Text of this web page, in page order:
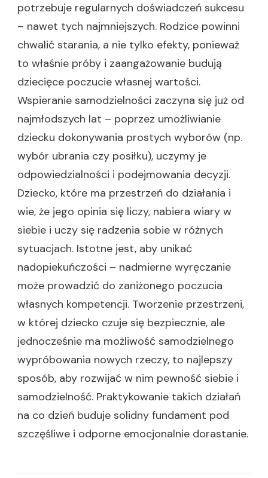
potrzebuje regularnych doświadczeń sukcesu
– nawet tych najmniejszych. Rodzice powinni
chwalić starania, a nie tylko efekty, ponieważ
to właśnie próby i zaangażowanie budują
dziecięce poczucie własnej wartości.
Wspieranie samodzielności zaczyna się już od
najmłodszych lat – poprzez umożliwianie
dziecku dokonywania prostych wyborów (np.
wybór ubrania czy posiłku), uczymy je
odpowiedzialności i podejmowania decyzji.
Dziecko, które ma przestrzeń do działania i
wie, że jego opinia się liczy, nabiera wiary w
siebie i uczy się radzenia sobie w różnych
sytuacjach. Istotne jest, aby unikać
nadopiekuńczości – nadmierne wyręczanie
może prowadzić do zaniżonego poczucia
własnych kompetencji. Tworzenie przestrzeni,
w której dziecko czuje się bezpiecznie, ale
jednocześnie ma możliwość samodzielnego
wypróbowania nowych rzeczy, to najlepszy
sposób, aby rozwijać w nim pewność siebie i
samodzielność. Praktykowanie takich działań
na co dzień buduje solidny fundament pod
szczęśliwe i odporne emocjonalnie dorastanie.